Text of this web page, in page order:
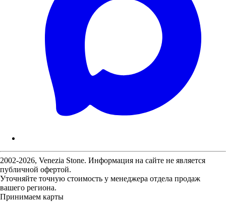
2002-2026, Venezia Stone. Информация на сайте не является
публичной офертой.
Уточняйте точную стоимость у менеджера отдела продаж
вашего региона.
Принимаем карты